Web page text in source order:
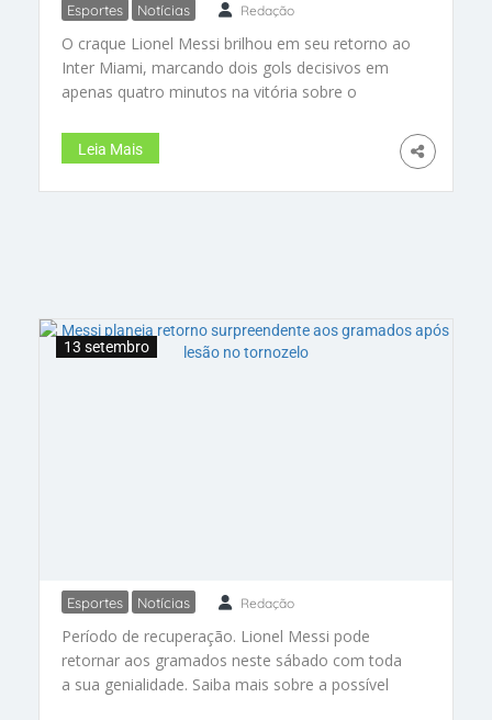
Lionel Messi faz dois gols em seu
retorno à escalação do Inter
Miami contra o Philadelphia
Union
Esportes Notícias Redação
O craque Lionel Messi brilhou em seu retorno ao
Inter Miami, marcando dois gols decisivos em
apenas quatro minutos na vitória sobre o
Messi ajudou a equipe a virar o jogo e manter
sua impressionante performance na MLS. Um
espetáculo imperdível!
Leia Mais
Messi planeja retorno
surpreendente aos gramados
após lesão no tornozelo
13 setembro
Esportes Notícias Redação
Período de recuperação. Lionel Messi pode
retornar aos gramados neste sábado com toda
a sua genialidade. Saiba mais sobre a possível